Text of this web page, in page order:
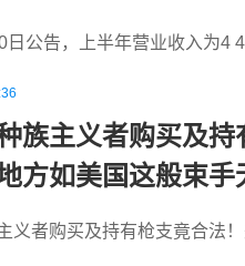
日公告，上半年营业收入为4
族主义者购买及
方如美国这般束手
义者购买及持有枪支竟合法